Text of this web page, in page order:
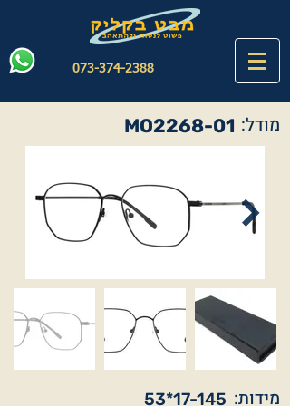
073-374-2388
MO2268-01 מודל:
53*17-145 מידות: